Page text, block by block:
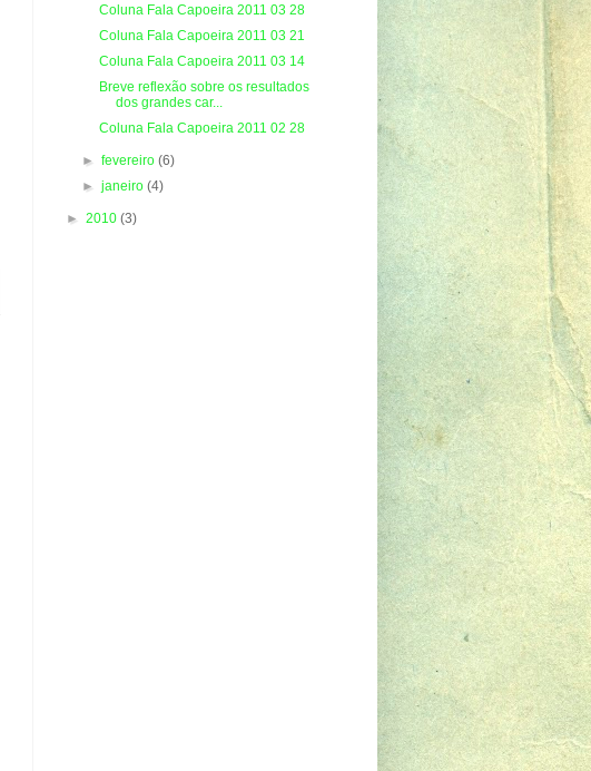
Coluna Fala Capoeira 2011 03 28
Coluna Fala Capoeira 2011 03 21
Coluna Fala Capoeira 2011 03 14
Breve reflexão sobre os resultados
dos grandes car...
Coluna Fala Capoeira 2011 02 28
►fevereiro(6)
►janeiro(4)
► 2010 (3)